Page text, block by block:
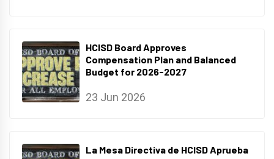
HCISD Board Approves
Compensation Plan and Balanced
Budget for 2026-2027
23 Jun 2026
La Mesa Directiva de HCISD Aprueba